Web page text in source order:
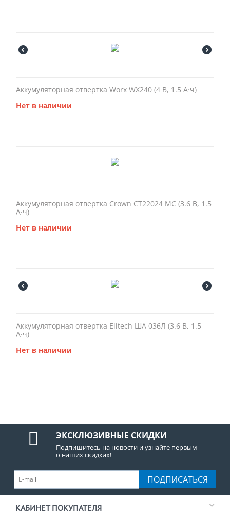
Аккумуляторная отвертка Worx WX240 (4 В, 1.5 А·ч)
Нет в наличии
Аккумуляторная отвертка Crown CT22024 MC (3.6 В, 1.5
А·ч)
Нет в наличии
Аккумуляторная отвертка Elitech ША 036Л (3.6 В, 1.5
А·ч)
Нет в наличии
ЭКСКЛЮЗИВНЫЕ СКИДКИ
Подпишитесь на новости и узнайте первым
о наших скидках!
ПОДПИСАТЬСЯ
КАБИНЕТ ПОКУПАТЕЛЯ